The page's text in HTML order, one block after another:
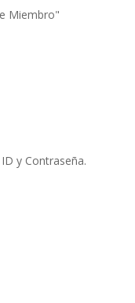
Miembro"
y Contraseña.